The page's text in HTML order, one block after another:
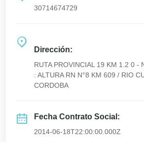
30714674729
Dirección:
RUTA PROVINCIAL 19 KM 1.2 0 -
: ALTURA RN N°8 KM 609 / RIO
CORDOBA
Fecha Contrato Social:
2014-06-18T22:00:00.000Z